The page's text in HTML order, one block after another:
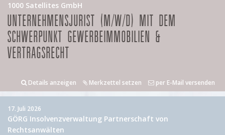
1000 Satellites GmbH
UNTERNEHMENSJURIST (M/W/D) MIT DEM
SCHWERPUNKT GEWERBEIMMOBILIEN &
VERTRAGSRECHT
Details anzeigen Merkzettel setzen per E-Mail versenden
17. Juli 2026
GÖRG Insolvenzverwaltung Partnerschaft von
Rechtsanwälten